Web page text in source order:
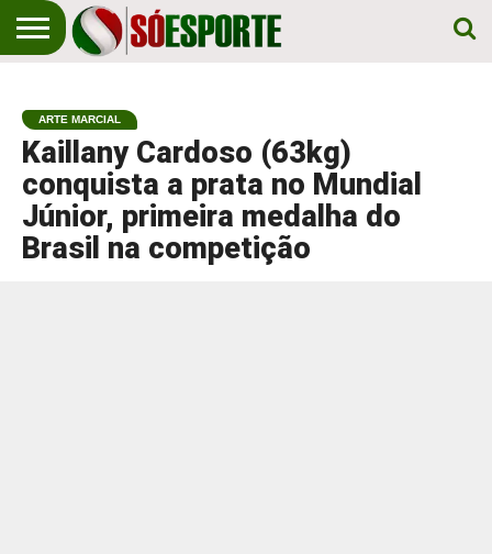
EM
PRIMEIRO
LUGAR!
ESPORTE
ARTE MARCIAL
Kaillany Cardoso (63kg)
conquista a prata no Mundial
Júnior, primeira medalha do
Brasil na competição